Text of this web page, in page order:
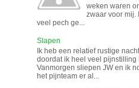
weken waren
zwaar voor mij.
veel pech ge...
Slapen
Ik heb een relatief rustige
doordat ik heel veel pijnstilling
Vanmorgen sliepen JW en ik
het pijnteam er al...